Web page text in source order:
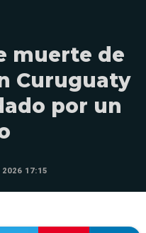
muerte de
Curuguaty
por un
2026 17:15